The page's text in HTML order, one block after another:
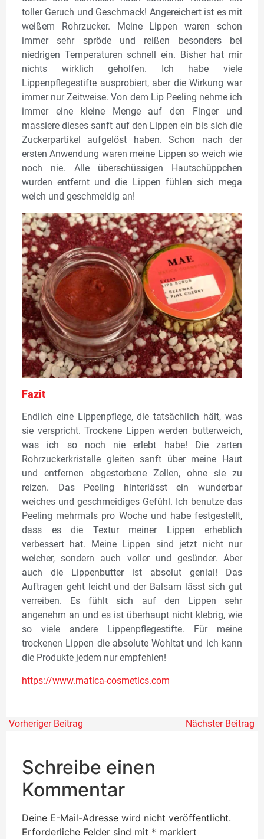
toller Geruch und Geschmack! Angereichert ist es mit
weißem Rohrzucker. Meine Lippen waren schon
immer sehr spröde und reißen besonders bei
niedrigen Temperaturen schnell ein. Bisher hat mir
nichts wirklich geholfen. Ich habe viele
Lippenpflegestifte ausprobiert, aber die Wirkung war
immer nur Zeitweise. Von dem Lip Peeling nehme ich
immer eine kleine Menge auf den Finger und
massiere dieses sanft auf den Lippen ein bis sich die
Zuckerpartikel aufgelöst haben. Schon nach der
ersten Anwendung waren meine Lippen so weich wie
noch nie. Alle überschüssigen Hautschüppchen
wurden entfernt und die Lippen fühlen sich mega
weich und geschmeidig an!
Fazit
Endlich eine Lippenpflege, die tatsächlich hält, was
sie verspricht. Trockene Lippen werden butterweich,
was ich so noch nie erlebt habe! Die zarten
Rohrzuckerkristalle gleiten sanft über meine Haut
und entfernen abgestorbene Zellen, ohne sie zu
reizen. Das Peeling hinterlässt ein wunderbar
weiches und geschmeidiges Gefühl. Ich benutze das
Peeling mehrmals pro Woche und habe festgestellt,
dass es die Textur meiner Lippen erheblich
verbessert hat. Meine Lippen sind jetzt nicht nur
weicher, sondern auch voller und gesünder. Aber
auch die Lippenbutter ist absolut genial! Das
Auftragen geht leicht und der Balsam lässt sich gut
verreiben. Es fühlt sich auf den Lippen sehr
angenehm an und es ist überhaupt nicht klebrig, wie
so viele andere Lippenpflegestifte. Für meine
trockenen Lippen die absolute Wohltat und ich kann
die Produkte jedem nur empfehlen!
https://www.matica-cosmetics.com
Vorheriger Beitrag Nächster Beitrag
Schreibe einen
Kommentar
Deine E-Mail-Adresse wird nicht veröffentlicht.
Erforderliche Felder sind mit * markiert